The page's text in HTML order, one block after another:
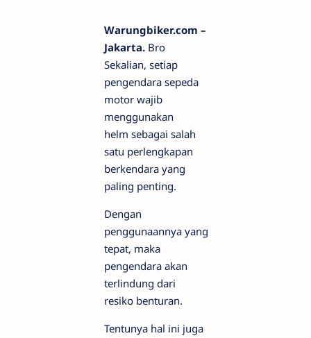
Warungbiker.com –
Jakarta. Bro
Sekalian, setiap
pengendara sepeda
motor wajib
menggunakan
helm sebagai salah
satu perlengkapan
berkendara yang
paling penting.
Dengan
penggunaannya yang
tepat, maka
pengendara akan
terlindung dari
resiko benturan.
Tentunya hal ini juga